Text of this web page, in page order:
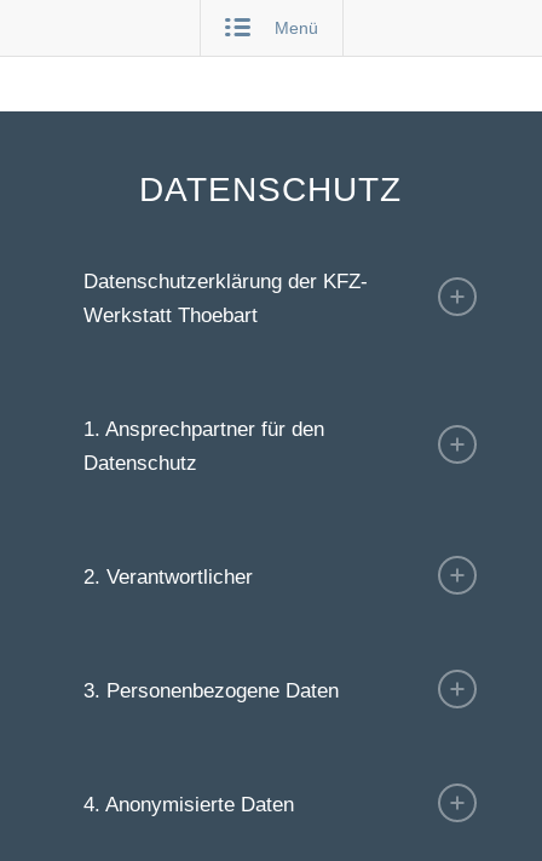
Menü
DATENSCHUTZ
Datenschutzerklärung der KFZ-
Werkstatt Thoebart
1. Ansprechpartner für den
Datenschutz
2. Verantwortlicher
3. Personenbezogene Daten
4. Anonymisierte Daten